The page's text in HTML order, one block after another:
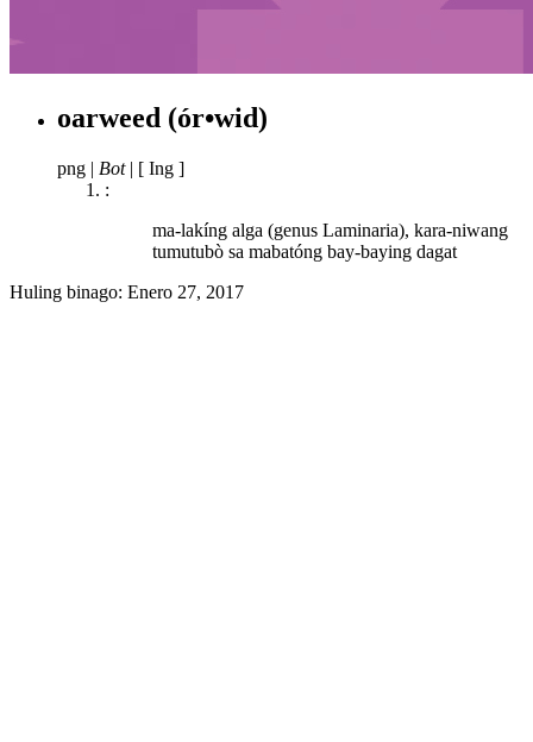
oarweed (ór•wid)
png | Bot | [ Ing ]
:
ma-lakíng alga (genus Laminaria), kara-niwang
tumutubò sa mabatóng bay-baying dagat
Huling binago: Enero 27, 2017